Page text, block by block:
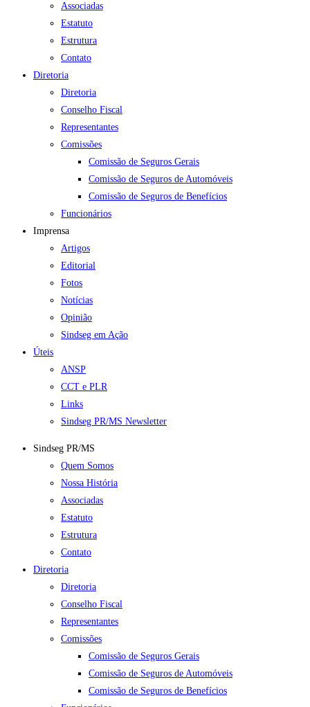
Associadas
Estatuto
Estrutura
Contato
Diretoria
Diretoria
Conselho Fiscal
Representantes
Comissões
Comissão de Seguros Gerais
Comissão de Seguros de Automóveis
Comissão de Seguros de Benefícios
Funcionários
Imprensa
Artigos
Editorial
Fotos
Notícias
Opinião
Sindseg em Ação
Úteis
ANSP
CCT e PLR
Links
Sindseg PR/MS Newsletter
Sindseg PR/MS
Quem Somos
Nossa História
Associadas
Estatuto
Estrutura
Contato
Diretoria
Diretoria
Conselho Fiscal
Representantes
Comissões
Comissão de Seguros Gerais
Comissão de Seguros de Automóveis
Comissão de Seguros de Benefícios